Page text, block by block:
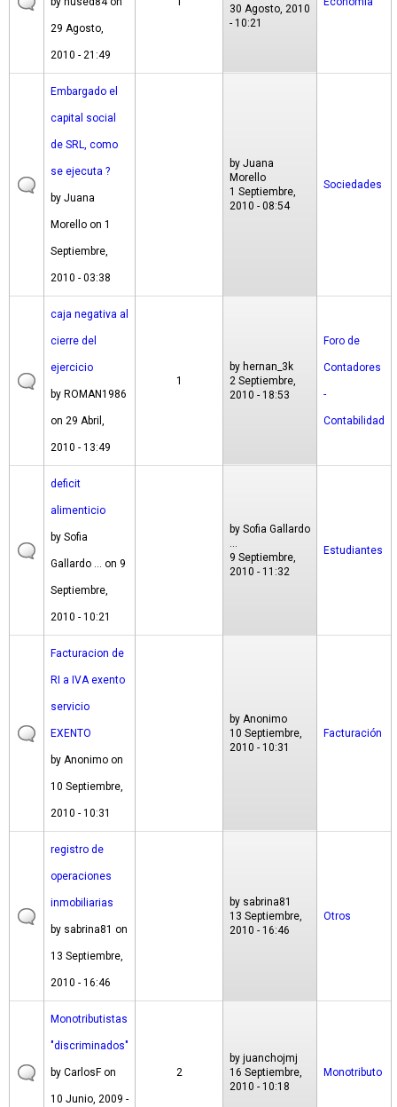
29 Agosto,
2010 - 21:49
30 Agosto, 2010
- 10:21
Embargado el
capital social
de SRL, como
se ejecuta ?
by Juana
Morello on 1
Septiembre,
2010 - 03:38
by Juana
Morello
1 Septiembre,
2010 - 08:54
Sociedades
caja negativa al
cierre del
ejercicio
by ROMAN1986
on 29 Abril,
2010 - 13:49
1
by hernan_3k
2 Septiembre,
2010 - 18:53
Foro de
Contadores
-
Contabilidad
deficit
alimenticio
by Sofia
Gallardo ... on 9
Septiembre,
2010 - 10:21
by Sofia Gallardo
...
9 Septiembre,
2010 - 11:32
Estudiantes
Facturacion de
RI a IVA exento
servicio
EXENTO
by Anonimo on
10 Septiembre,
2010 - 10:31
by Anonimo
10 Septiembre,
2010 - 10:31
Facturación
registro de
operaciones
inmobiliarias
by sabrina81 on
13 Septiembre,
2010 - 16:46
by sabrina81
13 Septiembre,
2010 - 16:46
Otros
Monotributistas
"discriminados"
by CarlosFon
10 Junio, 2009 -
2
by juanchojmj
16 Septiembre,
2010 - 10:18
Monotributo